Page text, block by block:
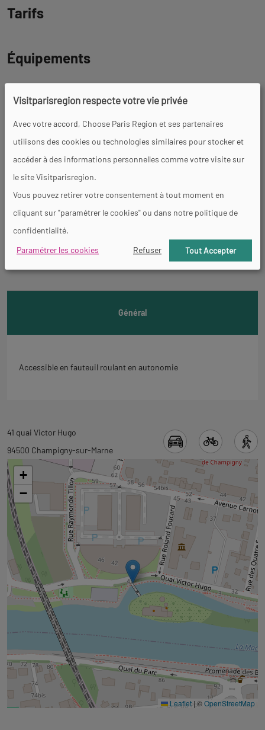
Tarifs
Équipements
Visites
Langues parlées
Français
Revenir
l'onglet
Accessibilité
Général
Accessible en fauteuil roulant en autonomie
Revenir
à
l'onglet
carte
41 quai Victor Hugo
94500 Champigny-sur-Marne
+
−
Leaflet | ©OpenStreetMap
Visitparisregion respecte votre vie privée
Avec votre accord, Choose Paris Region et ses partenaires
utilisons des cookies ou technologies similaires pour stocker et
accéder à des informations personnelles comme votre visite sur
le site Visitparisregion.
Vous pouvez retirer votre consentement à tout moment en
cliquant sur "paramétrer le cookies" ou dans notre politique de
confidentialité.
Paramétrer les cookies
Refuser Tout Accepter